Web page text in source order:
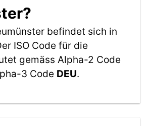
befindet sich in
ISO Code für die
gemäss Alpha-2 Code
3 Code DEU.